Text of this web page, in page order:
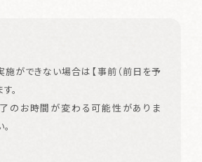
施ができない場合は【事前（前日を予
。
了のお時間が変わる可能性がありま